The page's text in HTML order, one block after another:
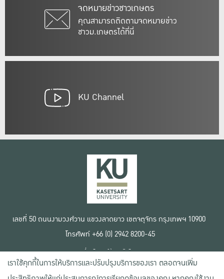
จดหมายข่าวชาวเกษตร
คุณสามารถติดตามจดหมายข่าว
ชาวม.เกษตรได้ที่นี่
KU Channel
เลขที่ 50 ถนนงามวงศ์วาน แขวงลาดยาว เขตจตุจักร กรุงเทพฯ 10900
โทรศัพท์ +66 (0) 2942 8200-45
เงื่อนไขการใช้งานเว็บไซต์
ข้อตกลงด้านสิทธิ์ใช้งาน
นโยบายความเป็นส่วนตัว
เราใช้คุกกี้ในการให้บริการและปรับปรุงบริการของเรา ตลอดจนเพิ่ม